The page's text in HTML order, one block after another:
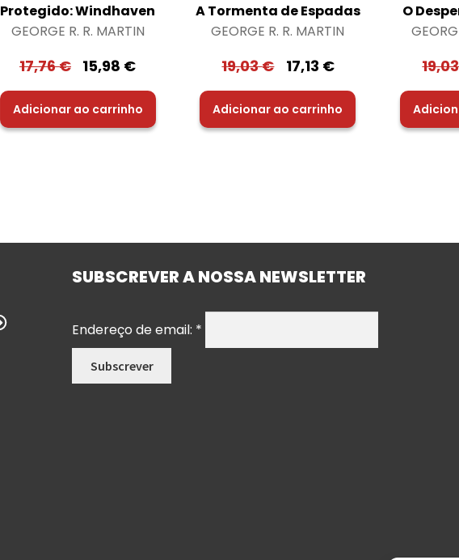
Protegido: Windhaven
GEORGE R. R. MARTIN
17,76€ 15,98 €
Adicionar ao carrinho
A Tormenta de Espadas
GEORGE R. R. MARTIN
19,03€ 17,13 €
Adicionar ao carrinho
O
SUBSCREVER A NOSSA NEWSLETTER
Endereço de email: *